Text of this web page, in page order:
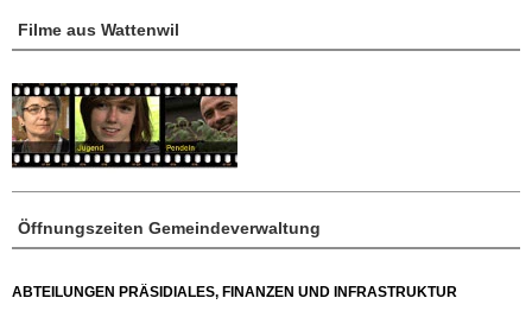
Öffnungszeiten Gemeindeverwaltung
ABTEILUNGEN PRÄSIDIALES, FINANZEN UND INFRASTRUKTUR
Filme aus Wattenwil